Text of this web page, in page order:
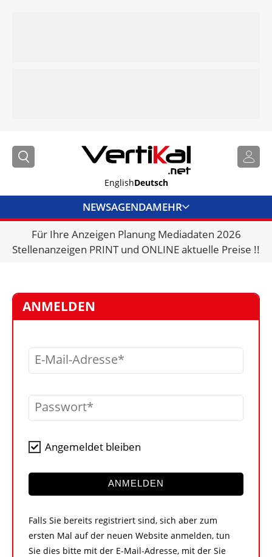
EnglishDeutsch
NEWSAGENDAMEHR
BRANCHENLINKS
VERMIETER
VIDEOS
BIBLIOTHEK
KRAN & BÜHNE
KONTAKT
Für Ihre Anzeigen Planung Mediadaten 2026
Stellenanzeigen PRINT und ONLINE aktuelle Preise !!
ANMELDEN
E-Mail-Adresse
Passwort
Angemeldet bleiben
ANMELDEN
Falls Sie bereits registriert sind, sich aber zum
ersten Mal auf der neuen Website anmelden, tun
Sie dies bitte mit der E-Mail-Adresse, mit der Sie